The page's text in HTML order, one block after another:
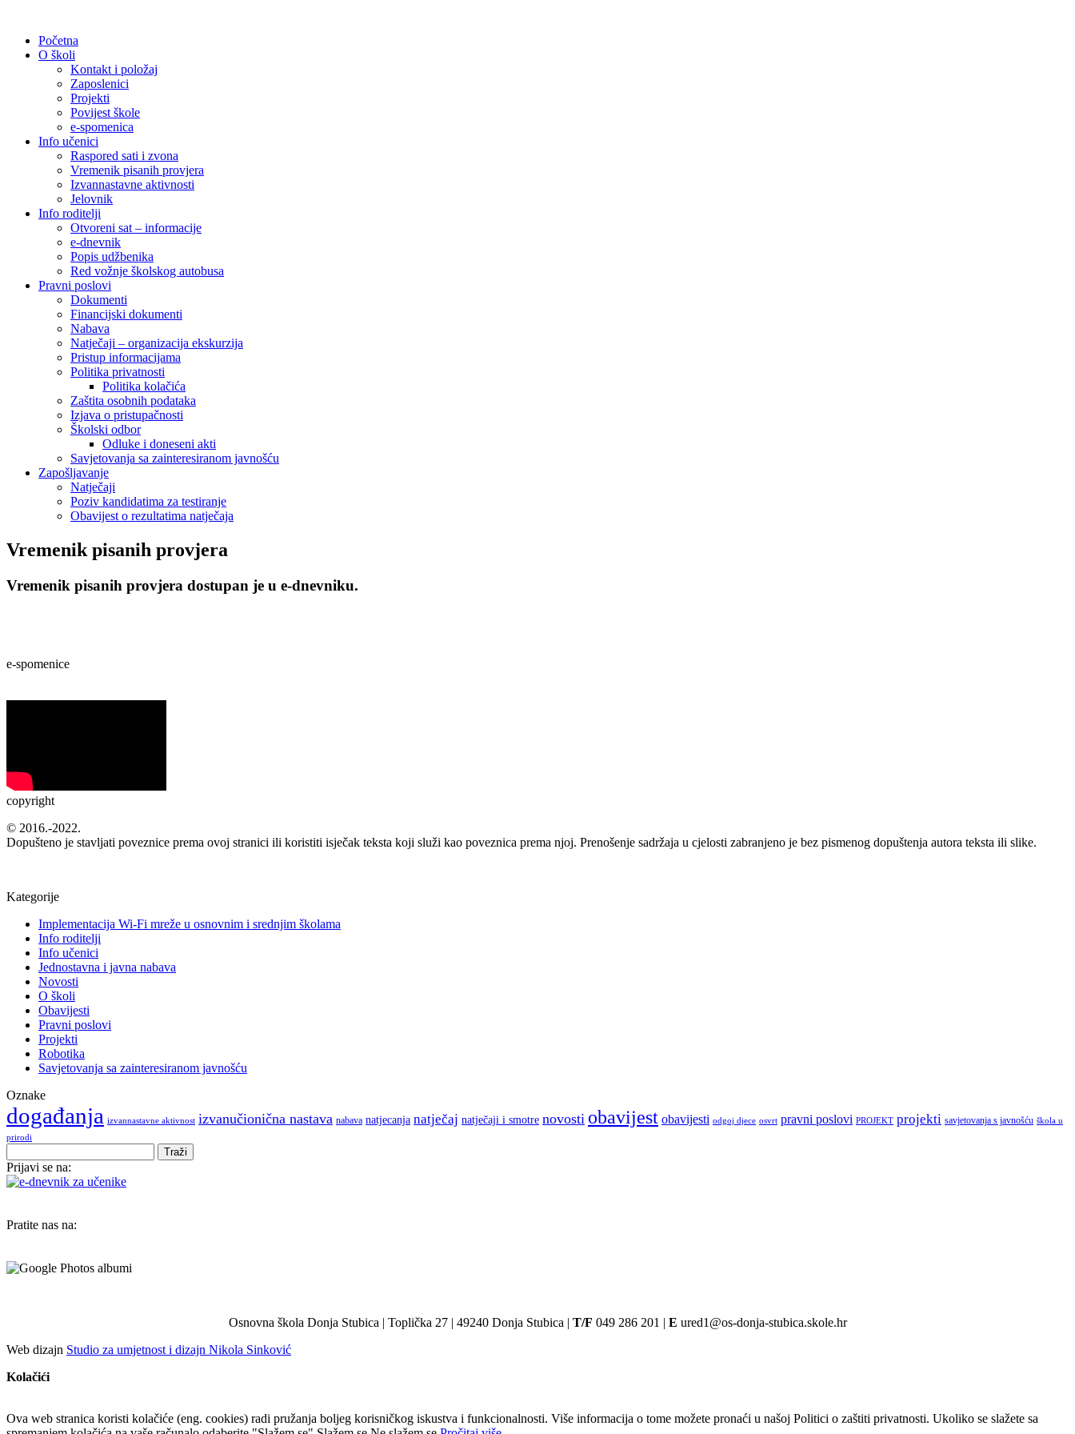
Početna
O školi
Kontakt i položaj
Zaposlenici
Projekti
Povijest škole
e-spomenica
Info učenici
Raspored sati i zvona
Vremenik pisanih provjera
Izvannastavne aktivnosti
Jelovnik
Info roditelji
Otvoreni sat – informacije
e-dnevnik
Popis udžbenika
Red vožnje školskog autobusa
Pravni poslovi
Dokumenti
Financijski dokumenti
Nabava
Natječaji – organizacija ekskurzija
Pristup informacijama
Politika privatnosti
Politika kolačića
Zaštita osobnih podataka
Izjava o pristupačnosti
Školski odbor
Odluke i doneseni akti
Savjetovanja sa zainteresiranom javnošću
Zapošljavanje
Natječaji
Poziv kandidatima za testiranje
Obavijest o rezultatima natječaja
Vremenik pisanih provjera
Vremenik pisanih provjera dostupan je u e-dnevniku.
e-spomenice
copyright
© 2016.-2022.
Dopušteno je stavljati poveznice prema ovoj stranici ili koristiti isječak teksta koji služi kao poveznica prema njoj. Prenošenje sadržaja u cjelosti zabranjeno je bez pismenog dopuštenja autora teksta ili slike.
Kategorije
Implementacija Wi-Fi mreže u osnovnim i srednjim školama
Info roditelji
Info učenici
Jednostavna i javna nabava
Novosti
O školi
Obavijesti
Pravni poslovi
Projekti
Robotika
Savjetovanja sa zainteresiranom javnošću
Oznake
događanja izvannastavne aktivnost izvanučionična nastava nabava natjecanja natječaj natječaji i smotre novosti obavijest obavijesti odgoj djece osvrt pravni poslovi PROJEKT projekti savjetovanja s javnošću škola u
prirodi
Prijavi se na:
Pratite nas na:
Osnovna škola Donja Stubica | Toplička 27 | 49240 Donja Stubica | T/F 049 286 201 | E ured1@os-donja-stubica.skole.hr
Web dizajn Studio za umjetnost i dizajn Nikola Sinković
Kolačići
Ova web stranica koristi kolačiće (eng. cookies) radi pružanja boljeg korisničkog iskustva i funkcionalnosti. Više informacija o tome možete pronaći u našoj Politici o zaštiti privatnosti. Ukoliko se slažete sa